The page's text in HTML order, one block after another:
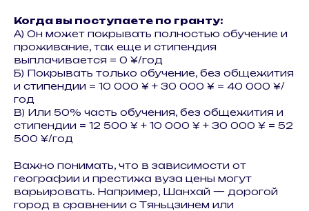
Когда вы поступаете по гранту:
А) Он может покрывать полностью обучение и
проживание, так еще и стипендия
выплачивается = 0 ¥/год
Б) Покрывать только обучение, без общежития
и стипендии = 10 000 ¥ + 30 000 ¥ = 40 000 ¥/
год
В) Или 50% часть обучения, без общежития и
стипендии = 12 500 ¥ + 10 000 ¥ + 30 000 ¥ = 52
500 ¥/год
Важно понимать, что в зависимости от
географии и престижа вуза цены могут
варьировать. Например, Шанхай — дорогой
город в сравнении с Тяньцзинем или